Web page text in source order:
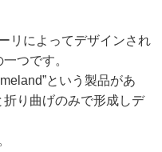
リによってデザインされ
つです。
という製品があ
り曲げのみで形成しデ